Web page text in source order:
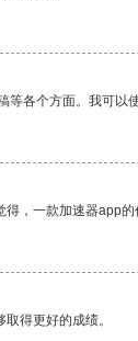
各个方面。我可以
，一款加速器app的
得更好的成绩。